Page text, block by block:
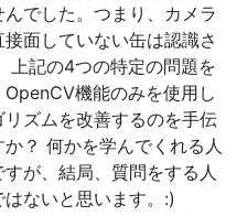
でした。つまり、カメラ
面していない缶は認識さ
上記の4つの特定の問題を
機能のみを使用し
ズムを改善するのを手伝
？ 何かを学んでくれる人
が、結局、質問をする人
ないと思います。:)